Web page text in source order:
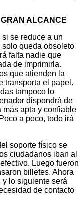
ALCANCE
se reduce a un
solo queda obsoleto
falta nadie que
de imprimirla.
que atienden la
transporta el papel.
tampoco lo
dispondrá de
más apta y confiable
a poco, todo irá
soporte físico se
ciudadanos iban al
Luego fueron
billetes. Ahora
y lo siguiente será
de contacto